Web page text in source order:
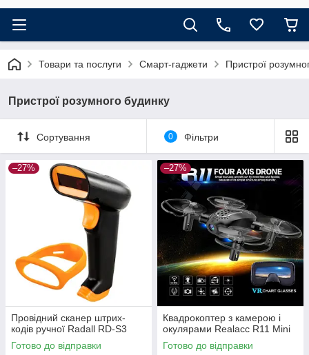
Товари та послуги Смарт-гаджети Пристрої
Пристрої розумного будинку
Сортування 0 Фільтри
–27%
Провідний сканер штрих-
кодів ручної Radall RD-S3
Готово до відправки
–27%
Квадрокоптер з камерою і
окулярами Realacc R11 Mini
Готово до відправки